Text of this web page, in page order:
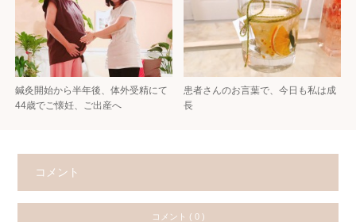
鍼灸開始から半年後、体外受精にて
44歳でご懐妊、ご出産へ
患者さんのお言葉で、今日も私は成
長
コメント
コメント ( 0 )